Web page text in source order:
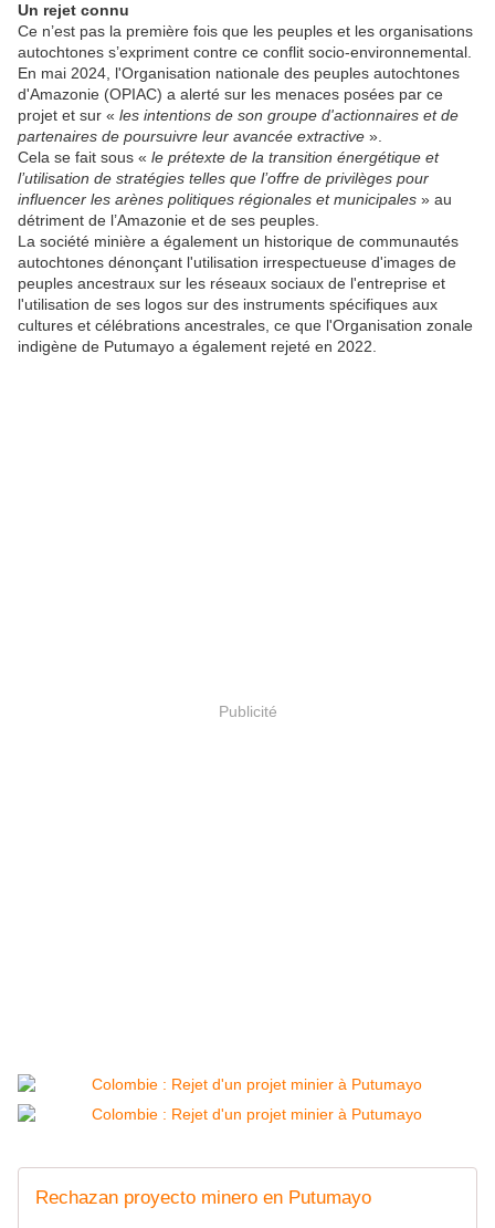
Un rejet connu
Ce n’est pas la première fois que les peuples et les organisations
autochtones s’expriment contre ce conflit socio-environnemental.
En mai 2024, l'Organisation nationale des peuples autochtones
d'Amazonie (OPIAC) a alerté sur les menaces posées par ce
projet et sur « les intentions de son groupe d'actionnaires et de
partenaires de poursuivre leur avancée extractive ».
Cela se fait sous « le prétexte de la transition énergétique et
l’utilisation de stratégies telles que l’offre de privilèges pour
influencer les arènes politiques régionales et municipales » au
détriment de l’Amazonie et de ses peuples.
La société minière a également un historique de communautés
autochtones dénonçant l'utilisation irrespectueuse d'images de
peuples ancestraux sur les réseaux sociaux de l'entreprise et
l'utilisation de ses logos sur des instruments spécifiques aux
cultures et célébrations ancestrales, ce que l'Organisation zonale
indigène de Putumayo a également rejeté en 2022.
Publicité
Rechazan proyecto minero en Putumayo